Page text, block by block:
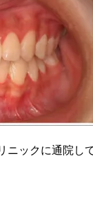
ニックに通院し